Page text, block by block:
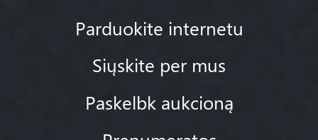
Parduokite internetu
Siųskite per mus
Paskelbk aukcioną